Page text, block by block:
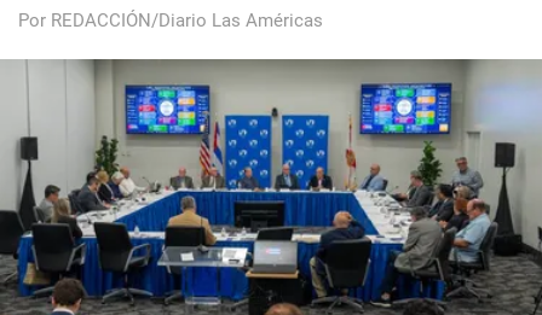
Por REDACCIÓN/Diario Las Américas